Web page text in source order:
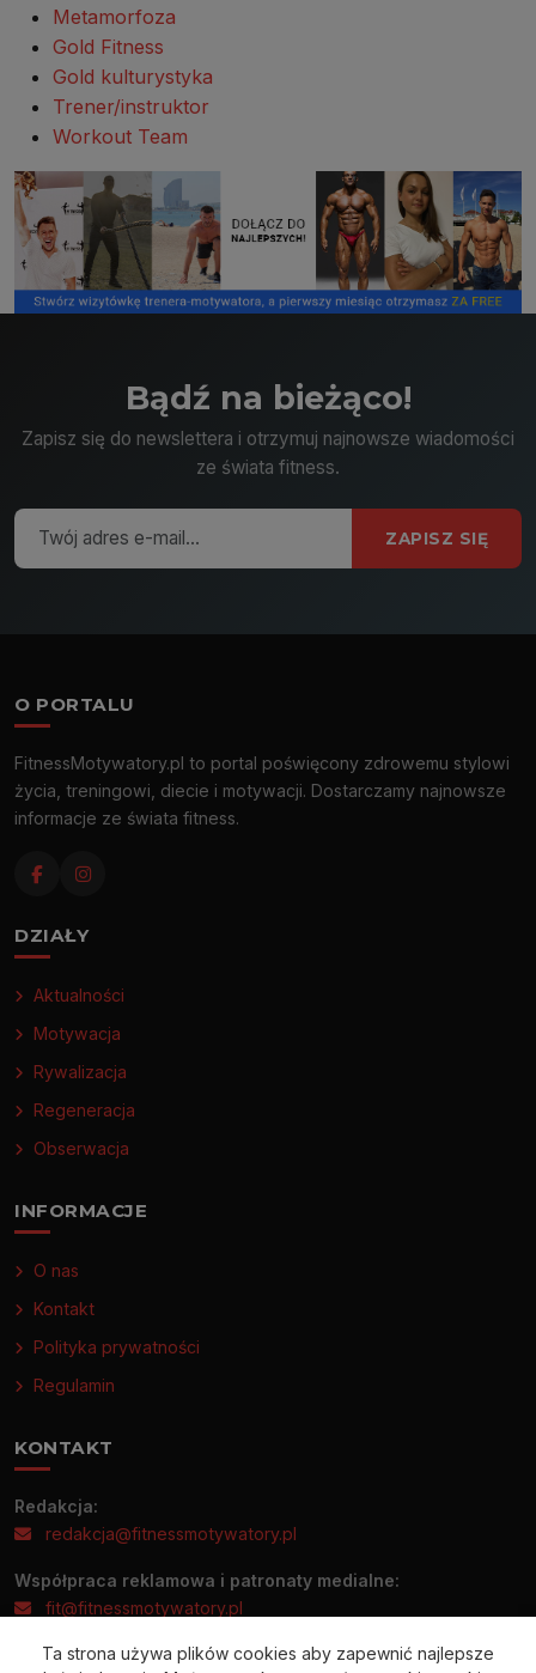
Metamorfoza
Gold Fitness
Gold kulturystyka
Trener/instruktor
Workout Team
Bądź na bieżąco!
Zapisz się do newslettera i otrzymuj najnowsze wiadomości
ze świata fitness.
ZAPISZ SIĘ
O PORTALU
FitnessMotywatory.pl to portal poświęcony zdrowemu stylowi
życia, treningowi, diecie i motywacji. Dostarczamy najnowsze
informacje ze świata fitness.
DZIAŁY
Aktualności
Motywacja
Rywalizacja
Regeneracja
Obserwacja
INFORMACJE
O nas
Kontakt
Polityka prywatności
Regulamin
KONTAKT
Redakcja:
redakcja@fitnessmotywatory.pl
Współpraca reklamowa i patronaty medialne:
fit@fitnessmotywatory.pl
Informacje prasowe prosimy wysyłać wyłącznie na adres:
Ta strona używa plików cookies aby zapewnić najlepsze